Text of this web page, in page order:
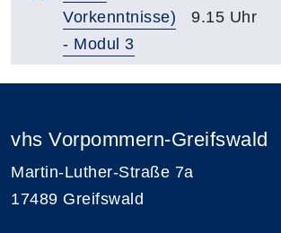
Vorkenntnisse)
- Modul 3
9.15 Uhr
vhs Vorpommern-Greifswald
Martin-Luther-Straße 7a
17489 Greifswald